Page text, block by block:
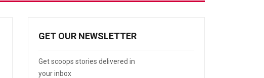
GET OUR NEWSLETTER
Get scoops stories delivered in
your inbox